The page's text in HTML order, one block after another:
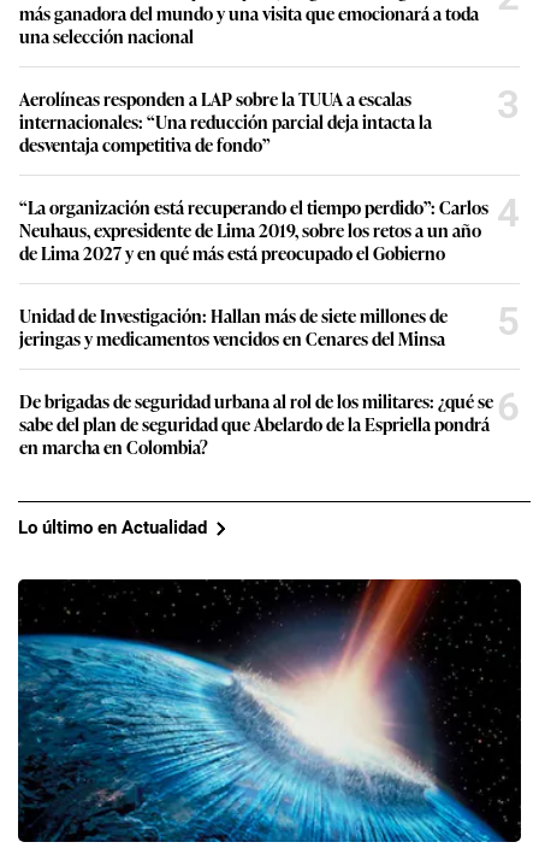
más ganadora del mundo y una visita que emocionará a toda
una selección nacional
Aerolíneas responden a LAP sobre la TUUA a escalas
internacionales: “Una reducción parcial deja intacta la
desventaja competitiva de fondo”
3
“La organización está recuperando el tiempo perdido”: Carlos
Neuhaus, expresidente de Lima 2019, sobre los retos a un año
de Lima 2027 y en qué más está preocupado el Gobierno
4
Unidad de Investigación: Hallan más de siete millones de
jeringas y medicamentos vencidos en Cenares del Minsa
5
De brigadas de seguridad urbana al rol de los militares: ¿qué se
sabe del plan de seguridad que Abelardo de la Espriella pondrá
en marcha en Colombia?
6
Lo último en Actualidad